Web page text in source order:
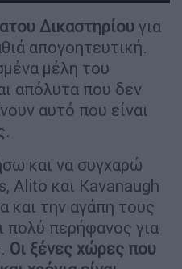
Δικαστηρίου για
απογοητευτική.
μέλη του
απόλυτα που δεν
αυτό που είναι
και να συγχαρώ
Alito και Kavanaugh
και την αγάπη τους
πολύ περήφανος για
Οι ξένες χώρες που